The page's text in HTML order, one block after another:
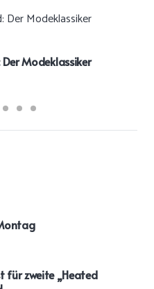
Modeklassiker
für zweite „Heated